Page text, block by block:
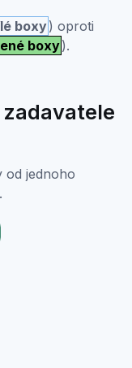
boxy) oproti
boxy).
od jednoho